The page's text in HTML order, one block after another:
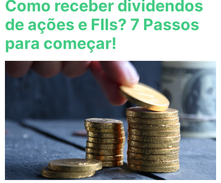
Como receber dividendos
de ações e FIIs? 7 Passos
para começar!